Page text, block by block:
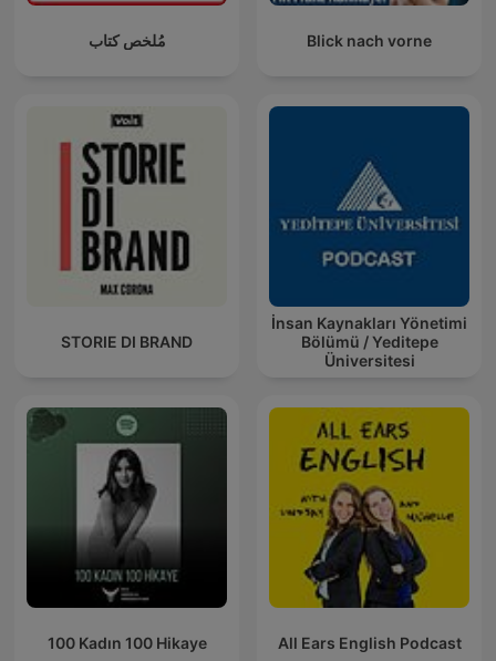
مُلخص كتاب Blick nach vorne
STORIE DI BRAND
İnsan Kaynakları Yönetimi
Bölümü / Yeditepe
Üniversitesi
100 Kadın 100 Hikaye All Ears English Podcast